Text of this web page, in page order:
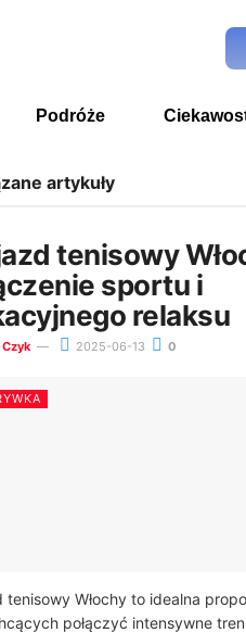
Podróże
artykuły
tenisowy
sportu i
relaksu
2025-06-13 0
tenisowy Włochy to idealna
połączyć intensywne